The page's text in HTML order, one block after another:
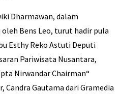
Dharmawan, dalam
Bens Leo, turut hadir pula
Esthy Reko Astuti Deputi
Pariwisata Nusantara,
Nirwandar Chairman“
Gautama dari Gramedia